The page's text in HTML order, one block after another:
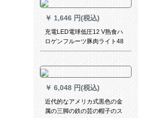
￥ 1,646 円(税込)
充電LED電球低圧12 V熟食ハ
ロゲンフルーツ豚肉ライト48
v夜市の屋台ランプled電気瓶
鮮ランプ（赤と白の光）その
他
￥ 6,048 円(税込)
近代的なアメリカ式黒色の金
属の三脚の鉄の芸の帽子のス